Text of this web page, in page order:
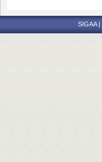
SIGAA